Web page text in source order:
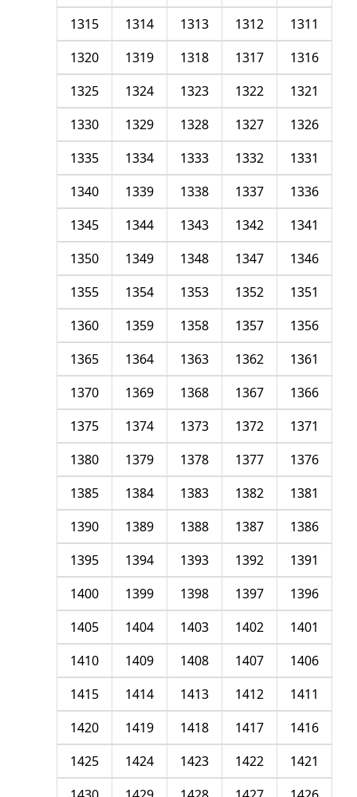
1311
1312
1313
1314
1315
1316
1317
1318
1319
1320
1321
1322
1323
1324
1325
1326
1327
1328
1329
1330
1331
1332
1333
1334
1335
1336
1337
1338
1339
1340
1341
1342
1343
1344
1345
1346
1347
1348
1349
1350
1351
1352
1353
1354
1355
1356
1357
1358
1359
1360
1361
1362
1363
1364
1365
1366
1367
1368
1369
1370
1371
1372
1373
1374
1375
1376
1377
1378
1379
1380
1381
1382
1383
1384
1385
1386
1387
1388
1389
1390
1391
1392
1393
1394
1395
1396
1397
1398
1399
1400
1401
1402
1403
1404
1405
1406
1407
1408
1409
1410
1411
1412
1413
1414
1415
1416
1417
1418
1419
1420
1421
1422
1423
1424
1425